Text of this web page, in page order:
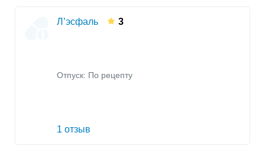
Л’эсфаль 3
Отпуск: По рецепту
1 отзыв